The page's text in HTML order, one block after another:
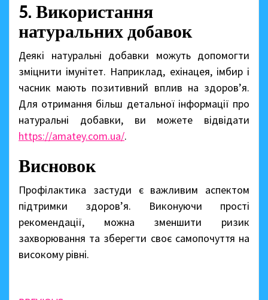
5. Використання
натуральних добавок
Деякі натуральні добавки можуть допомогти
зміцнити імунітет. Наприклад, ехінацея, імбир і
часник мають позитивний вплив на здоров’я.
Для отримання більш детальної інформації про
натуральні добавки, ви можете відвідати
https://amatey.com.ua/.
Висновок
Профілактика застуди є важливим аспектом
підтримки здоров’я. Виконуючи прості
рекомендації, можна зменшити ризик
захворювання та зберегти своє самопочуття на
високому рівні.